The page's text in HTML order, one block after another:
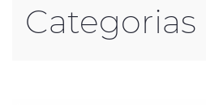
Categorias